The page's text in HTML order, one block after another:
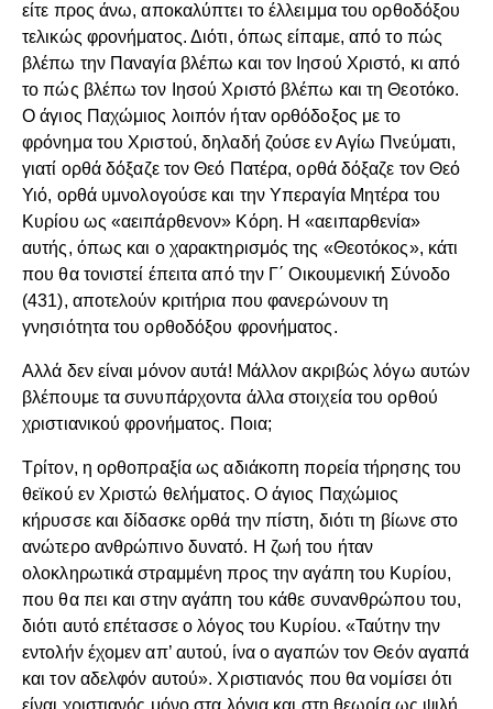
είτε προς άνω, αποκαλύπτει το έλλειμμα του ορθοδόξου
τελικώς φρονήματος. Διότι, όπως είπαμε, από το πώς
βλέπω την Παναγία βλέπω και τον Ιησού Χριστό, κι από
το πώς βλέπω τον Ιησού Χριστό βλέπω και τη Θεοτόκο.
Ο άγιος Παχώμιος λοιπόν ήταν ορθόδοξος με το
φρόνημα του Χριστού, δηλαδή ζούσε εν Αγίω Πνεύματι,
γιατί ορθά δόξαζε τον Θεό Πατέρα, ορθά δόξαζε τον Θεό
Υιό, ορθά υμνολογούσε και την Υπεραγία Μητέρα του
Κυρίου ως «αειπάρθενον» Κόρη. Η «αειπαρθενία»
αυτής, όπως και ο χαρακτηρισμός της «Θεοτόκος», κάτι
που θα τονιστεί έπειτα από την Γ΄ Οικουμενική Σύνοδο
(431), αποτελούν κριτήρια που φανερώνουν τη
γνησιότητα του ορθοδόξου φρονήματος.
Αλλά δεν είναι μόνον αυτά! Μάλλον ακριβώς λόγω αυτών
βλέπουμε τα συνυπάρχοντα άλλα στοιχεία του ορθού
χριστιανικού φρονήματος. Ποια;
Τρίτον, η ορθοπραξία ως αδιάκοπη πορεία τήρησης του
θεϊκού εν Χριστώ θελήματος. Ο άγιος Παχώμιος
κήρυσσε και δίδασκε ορθά την πίστη, διότι τη βίωνε στο
ανώτερο ανθρώπινο δυνατό. Η ζωή του ήταν
ολοκληρωτικά στραμμένη προς την αγάπη του Κυρίου,
που θα πει και στην αγάπη του κάθε συνανθρώπου του,
διότι αυτό επέτασσε ο λόγος του Κυρίου. «Ταύτην την
εντολήν έχομεν απ’ αυτού, ίνα ο αγαπών τον Θεόν αγαπά
και τον αδελφόν αυτού». Χριστιανός που θα νομίσει ότι
είναι χριστιανός μόνο στα λόγια και στη θεωρία ως ψιλή